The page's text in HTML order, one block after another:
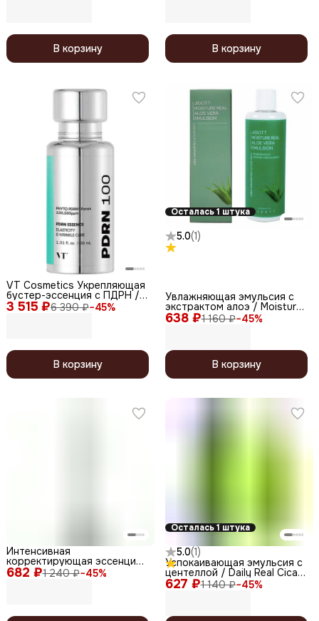
В корзину В корзину
3 515 ₽6 390 ₽−45%
VT Cosmetics Укрепляющая
бустер-эссенция с ПДРН /
PDRN Essence 100, 30 мл
В корзину
Осталась 1 штука
5.0(1)
638 ₽1 160 ₽−45%
Увлажняющая эмульсия с
экстрактом алоэ / Moisture
Real Aloe Vera Emulsion, 300
мл
В корзину
682 ₽1 240 ₽−45%
Интенсивная
корректирующая эссенция
для жирной и проблемной
кожи / Anti-Acne Corrective
Осталась 1 штука
5.0(1)
627 ₽1 140 ₽−45%
Успокаивающая эмульсия с
центеллой / Daily Real Cica
Emulsion, 300 мл